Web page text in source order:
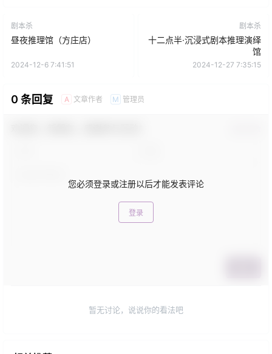
剧本杀
昼夜推理馆（方庄店）
2024-12-6 7:41:51
剧本杀
十二点半·沉浸式剧本推理演绎
馆
2024-12-27 7:35:15
0 条回复 A 文章作者 M 管理员
您必须登录或注册以后才能发表评论
登录
暂无讨论，说说你的看法吧